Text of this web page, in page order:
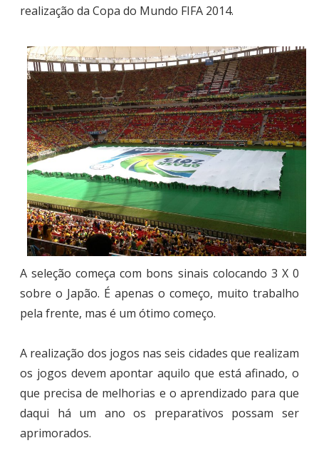
realização da Copa do Mundo FIFA 2014.
A seleção começa com bons sinais colocando 3 X 0
sobre o Japão. É apenas o começo, muito trabalho
pela frente, mas é um ótimo começo.
A realização dos jogos nas seis cidades que realizam
os jogos devem apontar aquilo que está afinado, o
que precisa de melhorias e o aprendizado para que
daqui há um ano os preparativos possam ser
aprimorados.